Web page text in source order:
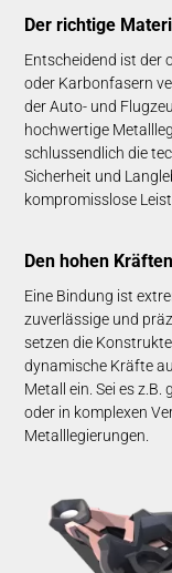
Der richtige
Entscheidend ist der
oder Karbonfasern
der Auto- und
hochwertige
schlussendlich die
Sicherheit und
kompromisslose
Den hohen
Eine Bindung ist
zuverlässige und
setzen die
dynamische Kräfte
Metall ein. Sei es
oder in komplexen
Metalllegierungen.